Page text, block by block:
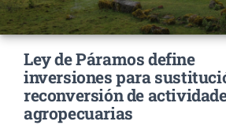
Ley de Páramos define
inversiones para
reconversión de
agropecuarias